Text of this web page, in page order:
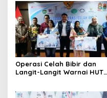
Operasi Celah Bibir dan
Langit-Langit Warnai HUT